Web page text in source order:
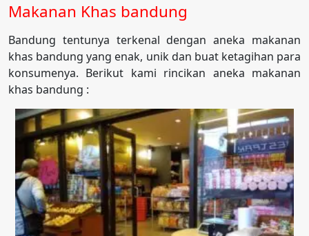
Makanan Khas bandung
Bandung tentunya terkenal dengan aneka makanan
khas bandung yang enak, unik dan buat ketagihan para
konsumenya. Berikut kami rincikan aneka makanan
khas bandung :